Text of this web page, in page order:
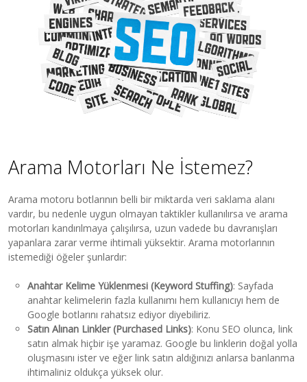
Arama Motorları Ne İstemez?
Arama motoru botlarının belli bir miktarda veri saklama alanı
vardır, bu nedenle uygun olmayan taktikler kullanılırsa ve arama
motorları kandırılmaya çalışılırsa, uzun vadede bu davranışları
yapanlara zarar verme ihtimali yüksektir. Arama motorlarının
istemediği öğeler şunlardır:
Anahtar Kelime Yüklenmesi (Keyword Stuffing): Sayfada
anahtar kelimelerin fazla kullanımı hem kullanıcıyı hem de
Google botlarını rahatsız ediyor diyebiliriz.
Satın Alınan Linkler (Purchased Links): Konu SEO olunca, link
satın almak hiçbir işe yaramaz. Google bu linklerin doğal yolla
oluşmasını ister ve eğer link satın aldığınızı anlarsa banlanma
ihtimaliniz oldukça yüksek olur.